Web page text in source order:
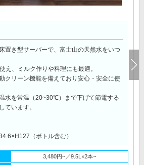
置き型サーバーで、富士山の天然水をいつ
え、ミルク作りや料理にも最適。
クリーン機能を備えており安心・安全に使
水を常温（20~30℃）まで下げて節電する
ています。
（ボトル含む）
3,480円~／9.5L×2本~